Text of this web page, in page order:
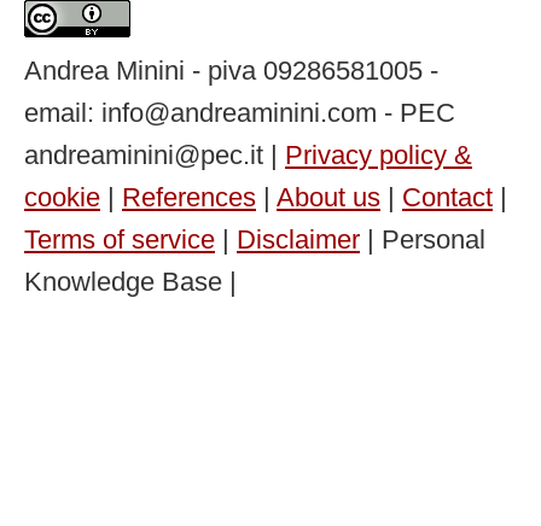
Andrea Minini - piva 09286581005 -
email: info@andreaminini.com - PEC
andreaminini@pec.it | Privacy policy &
cookie | References | About us | Contact |
Terms of service | Disclaimer | Personal
Knowledge Base |